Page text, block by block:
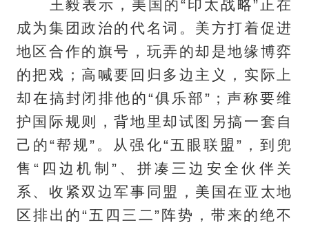
王毅表示，美国的“印太战略”正在
成为集团政治的代名词。美方打着促进
地区合作的旗号，玩弄的却是地缘博弈
的把戏；高喊要回归多边主义，实际上
却在搞封闭排他的“俱乐部”；声称要维
护国际规则，背地里却试图另搞一套自
己的“帮规”。从强化“五眼联盟”，到兜
售“四边机制”、拼凑三边安全伙伴关
系、收紧双边军事同盟，美国在亚太地
区排出的“五四三二”阵势，带来的绝不